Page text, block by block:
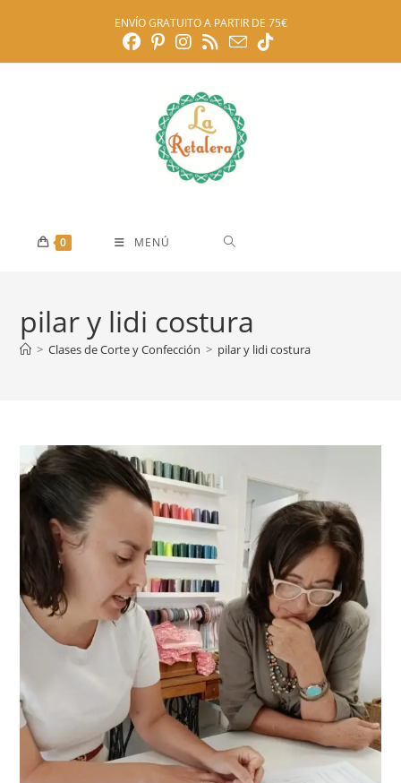
ENVÍO GRATUITO A PARTIR DE 75€
0 MENÚ
pilar y lidi costura
> Clases de Corte y Confección > pilar y lidi costura